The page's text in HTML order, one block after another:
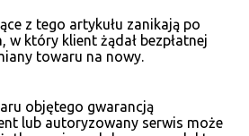
z tego artykułu zanikają po
który klient żądał bezpłatnej
towaru na nowy.
objętego gwarancją
lub autoryzowany serwis może